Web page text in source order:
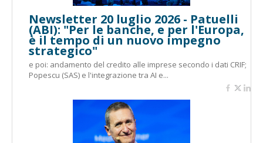
Newsletter 20 luglio 2026 - Patuelli
(ABI): "Per le banche, e per l'Europa,
è il tempo di un nuovo impegno
strategico"
e poi: andamento del credito alle imprese secondo i dati CRIF;
Popescu (SAS) e l'integrazione tra AI e...